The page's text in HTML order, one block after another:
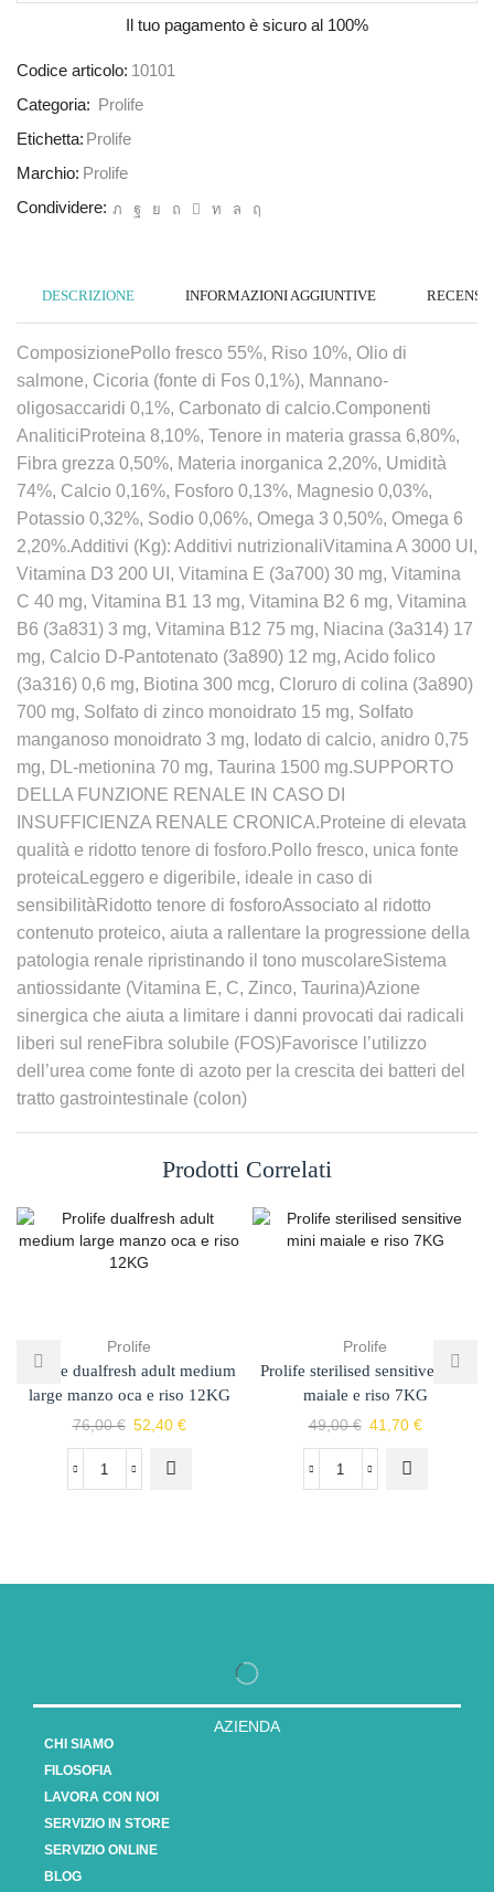
Il tuo pagamento è sicuro al 100%
Codice articolo: 10101
Categoria:
Prolife
Etichetta: Prolife
Marchio: Prolife
Condividere:
DESCRIZIONE INFORMAZIONI AGGIUNTIVE
ComposizionePollo fresco 55%, Riso 10%, Olio di
salmone, Cicoria (fonte di Fos 0,1%), Mannano-
oligosaccaridi 0,1%, Carbonato di calcio.Componenti
AnaliticiProteina 8,10%, Tenore in materia grassa 6,80%,
Fibra grezza 0,50%, Materia inorganica 2,20%, Umidità
74%, Calcio 0,16%, Fosforo 0,13%, Magnesio 0,03%,
Potassio 0,32%, Sodio 0,06%, Omega 3 0,50%, Omega 6
2,20%.Additivi (Kg): Additivi nutrizionaliVitamina A 3000 UI,
Vitamina D3 200 UI, Vitamina E (3a700) 30 mg, Vitamina
C 40 mg, Vitamina B1 13 mg, Vitamina B2 6 mg, Vitamina
B6 (3a831) 3 mg, Vitamina B12 75 mg, Niacina (3a314) 17
mg, Calcio D-Pantotenato (3a890) 12 mg, Acido folico
(3a316) 0,6 mg, Biotina 300 mcg, Cloruro di colina (3a890)
700 mg, Solfato di zinco monoidrato 15 mg, Solfato
manganoso monoidrato 3 mg, Iodato di calcio, anidro 0,75
mg, DL-metionina 70 mg, Taurina 1500 mg.SUPPORTO
DELLA FUNZIONE RENALE IN CASO DI
INSUFFICIENZA RENALE CRONICA.Proteine di elevata
qualità e ridotto tenore di fosforo.Pollo fresco, unica fonte
proteicaLeggero e digeribile, ideale in caso di
sensibilitàRidotto tenore di fosforoAssociato al ridotto
contenuto proteico, aiuta a rallentare la progressione della
patologia renale ripristinando il tono muscolareSistema
antiossidante (Vitamina E, C, Zinco, Taurina)Azione
sinergica che aiuta a limitare i danni provocati dai radicali
liberi sul reneFibra solubile (FOS)Favorisce l’utilizzo
dell’urea come fonte di azoto per la crescita dei batteri del
tratto gastrointestinale (colon)
Prodotti Correlati
Prolife
Prolife dualfresh adult medium
large manzo oca e riso 12KG
76,00€ 52,40 €
Prolife
Prolife sterilised sensitive mini
maiale e riso 7KG
49,00€ 41,70 €
AZIENDA
CHI SIAMO
FILOSOFIA
LAVORA CON NOI
SERVIZIO IN STORE
SERVIZIO ONLINE
BLOG